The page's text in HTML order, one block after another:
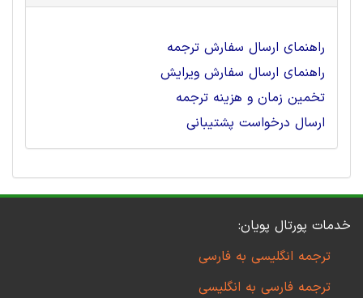
راهنمای ارسال سفارش ترجمه
راهنمای ارسال سفارش ویرایش
تخمین زمان و هزینه ترجمه
ارسال درخواست پشتیبانی
خدمات پورتال پویان:
ترجمه انگلیسی به فارسی
ترجمه فارسی به انگلیسی